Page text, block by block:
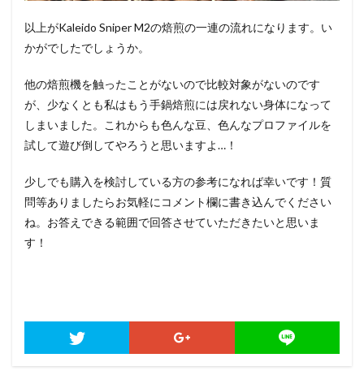
以上がKaleido Sniper M2の焙煎の一連の流れになります。い
かがでしたでしょうか。
他の焙煎機を触ったことがないので比較対象がないのです
が、少なくとも私はもう手鍋焙煎には戻れない身体になって
しまいました。これからも色んな豆、色んなプロファイルを
試して遊び倒してやろうと思いますよ…！
少しでも購入を検討している方の参考になれば幸いです！質
問等ありましたらお気軽にコメント欄に書き込んでください
ね。お答えできる範囲で回答させていただきたいと思いま
す！